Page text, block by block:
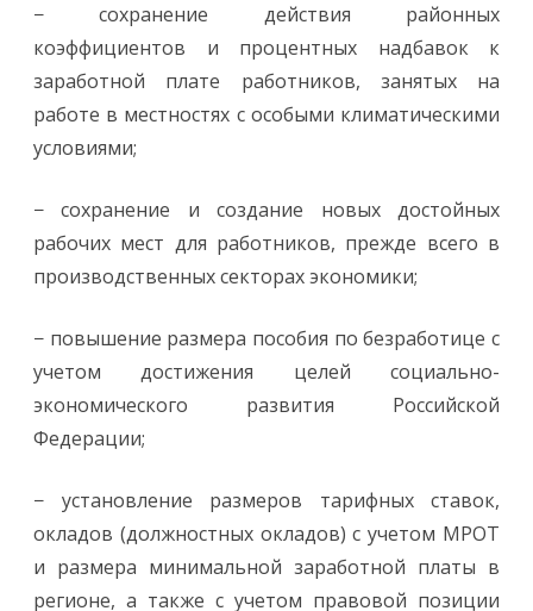
− сохранение действия районных
коэффициентов и процентных надбавок к
заработной плате работников, занятых на
работе в местностях с особыми климатическими
условиями;
− сохранение и создание новых достойных
рабочих мест для работников, прежде всего в
производственных секторах экономики;
− повышение размера пособия по безработице с
учетом достижения целей социально-
экономического развития Российской
Федерации;
− установление размеров тарифных ставок,
окладов (должностных окладов) с учетом МРОТ
и размера минимальной заработной платы в
регионе, а также с учетом правовой позиции